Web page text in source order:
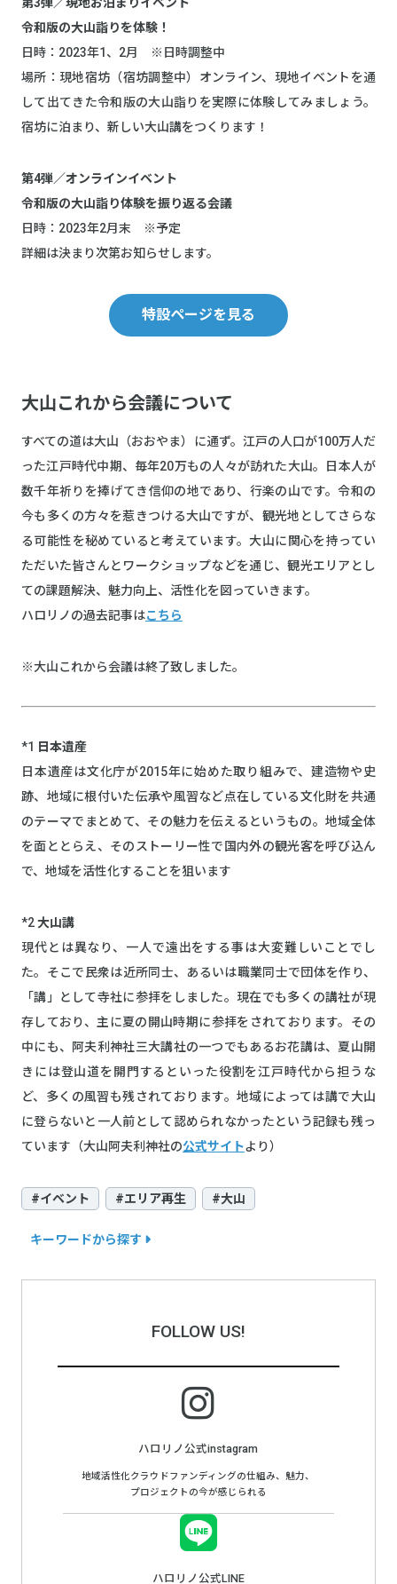
令和版の大山詣りを体験！
日時：2023年1、2月 ※日時調整中
場所：現地宿坊（宿坊調整中）オンライン、現地イベントを通
して出てきた令和版の大山詣りを実際に体験してみましょう。
宿坊に泊まり、新しい大山講をつくります！
第4弾／オンラインイベント
令和版の大山詣り体験を振り返る会議
日時：2023年2月末 ※予定
詳細は決まり次第お知らせします。
特設ページを見る
大山これから会議について
すべての道は大山（おおやま）に通ず。江戸の人口が100万人だ
った江戸時代中期、毎年20万もの人々が訪れた大山。日本人が
数千年祈りを捧げてき信仰の地であり、行楽の山です。令和の
今も多くの方々を惹きつける大山ですが、観光地としてさらな
る可能性を秘めていると考えています。大山に関心を持ってい
ただいた皆さんとワークショップなどを通じ、観光エリアとし
ての課題解決、魅力向上、活性化を図っていきます。
ハロリノの過去記事はこちら
※大山これから会議は終了致しました。
*1
日本遺産
日本遺産は文化庁が2015年に始めた取り組みで、建造物や史
跡、地域に根付いた伝承や風習など点在している文化財を共通
のテーマでまとめて、その魅力を伝えるというもの。地域全体
を面ととらえ、そのストーリー性で国内外の観光客を呼び込ん
で、地域を活性化することを狙います
*2大山講
現代とは異なり、一人で遠出をする事は大変難しいことでし
た。そこで民衆は近所同士、あるいは職業同士で団体を作り、
「講」として寺社に参拝をしました。現在でも多くの講社が現
存しており、主に夏の開山時期に参拝をされております。その
中にも、阿夫利神社三大講社の一つでもあるお花講は、夏山開
きには登山道を開門するといった役割を江戸時代から担うな
ど、多くの風習も残されております。地域によっては講で大山
に登らないと一人前として認められなかったという記録も残っ
ています（大山阿夫利神社の公式サイトより）
#イベント #エリア再生 #大山
キーワードから探す
FOLLOW US!
ハロリノ公式instagram
地域活性化クラウドファンディングの仕組み、魅力、
プロジェクトの今が感じられる
ハロリノ公式LINE